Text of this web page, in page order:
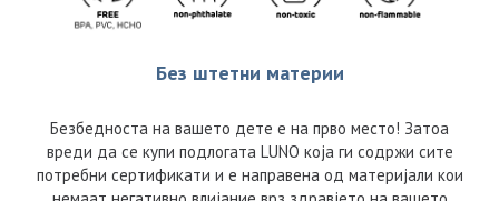
Без штетни материи
Безбедноста на вашето дете е на прво место! Затоа
вреди да се купи подлогата LUNO која ги содржи сите
потребни сертификати и е направена од материјали кои